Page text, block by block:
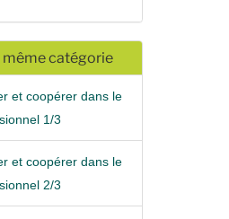
même catégorie
et coopérer dans le
1/3
et coopérer dans le
2/3